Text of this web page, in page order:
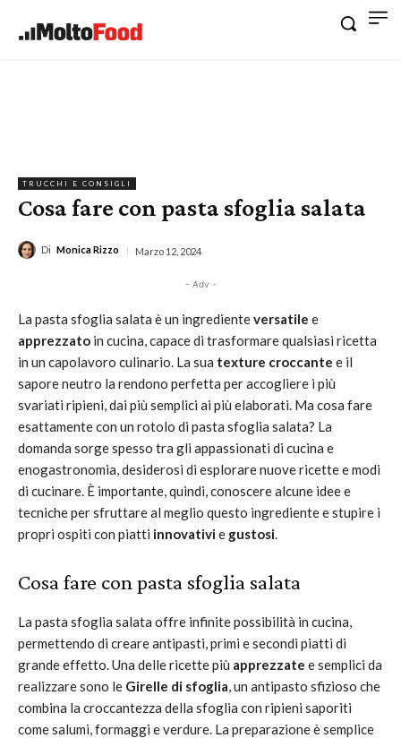
TRUCCHI E CONSIGLI
Cosa fare con pasta sfoglia salata
Di Monica Rizzo Marzo 12, 2024
- Adv -
La pasta sfoglia salata è un ingredienteversatile e
apprezzato in cucina, capace di trasformare qualsiasi ricetta
in un capolavoro culinario. La sua texture croccante e il
sapore neutro la rendono perfetta per accogliere i più
svariati ripieni, dai più semplici ai più elaborati. Ma cosa fare
esattamente con un rotolo di pasta sfoglia salata? La
domanda sorge spesso tra gli appassionati di cucina e
enogastronomia, desiderosi di esplorare nuove ricette e modi
di cucinare. È importante, quindi, conoscere alcune idee e
tecniche per sfruttare al meglio questo ingrediente e stupire i
propri ospiti con piatti innovativie gustosi.
Cosa fare con pasta sfoglia salata
La pasta sfoglia salata offre infinite possibilità in cucina,
permettendo di creare antipasti, primi e secondi piatti di
grande effetto. Una delle ricette più apprezzate e semplici da
realizzare sono le Girelle di sfoglia, un antipasto sfizioso che
combina la croccantezza della sfoglia con ripieni saporiti
come salumi, formaggi e verdure. La preparazione è semplice